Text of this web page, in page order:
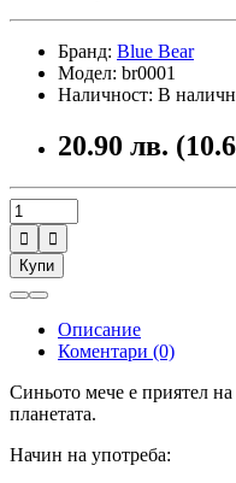
Бранд: Blue Bear
Модел: br0001
Наличност: В
20.90 лв.


Купи
Описание
Коментари (0)
Синьото мече е приятел
планетата.
Начин на